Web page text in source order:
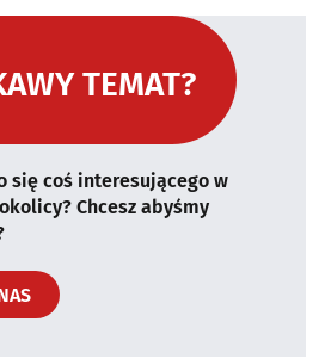
TEMAT?
się coś interesującego w
Chcesz abyśmy